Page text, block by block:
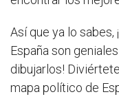
Así que ya lo
España son
dibujarlos!
mapa político de